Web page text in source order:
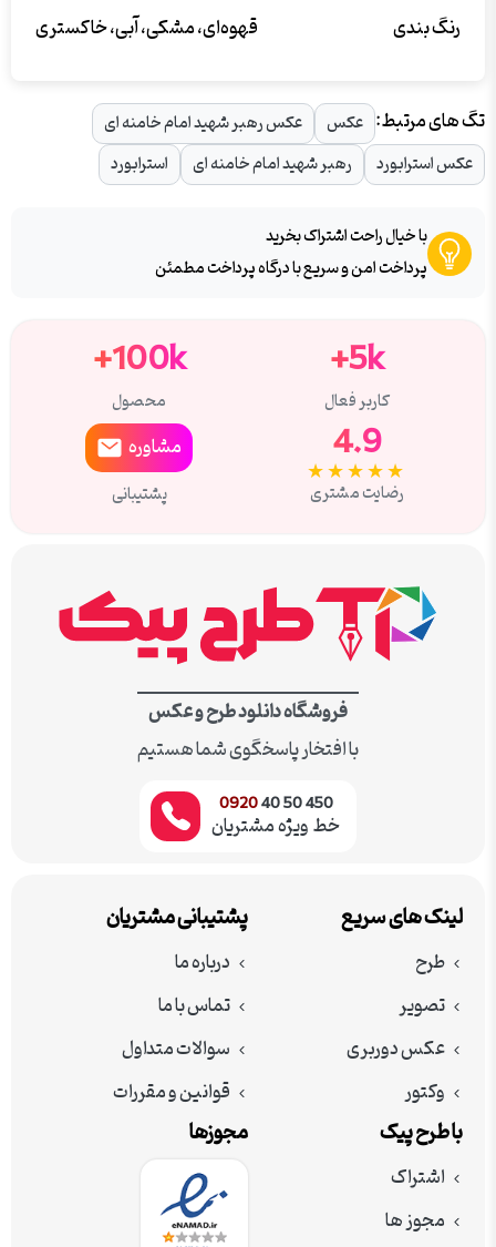
رنگ بندی
قهوه‌ای، مشکی، آبی، خاکستری
تگ های مرتبط: عکس
عکس رهبر شهید امام خامنه ای
عکس استرابورد
رهبر شهید امام خامنه ای استرابورد
با خیال راحت اشتراک بخرید
پرداخت امن و سریع با درگاه پرداخت مطمئن
5k+
کاربر فعال
100k+
محصول
4.9
★★★★★
رضایت مشتری
مشاوره
پشتیبانی
فروشگاه دانلود طرح و عکس
با افتخار پاسخگوی شما هستیم
450 50 40
0920
خط ویژه مشتریان
لینک های سریع
طرح
تصویر
عکس دوربری
وکتور
پشتیبانی مشتریان
درباره ما
تماس با ما
سوالات متداول
قوانین و مقررات
با طرح پیک
اشتراک
مجوز ها
مجوزها